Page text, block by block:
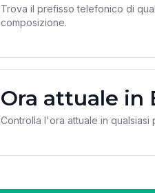
Trova il prefisso telefonico di
composizione.
Ora attuale in
Controlla l'ora attuale in qualsiasi